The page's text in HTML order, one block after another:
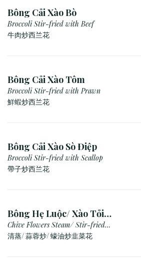
Bông Cải Xào Bò
Broccoli Stir-fried with Beef
牛肉炒西兰花
Bông Cải Xào Tôm
Broccoli Stir-fried with Prawn
鮮蝦炒西兰花
Bông Cải Xào Sò Điệp
Broccoli Stir-fried with Scallop
帶子炒西兰花
Bông Hẹ Luộc/ Xào Tỏi/
Xào Dầu Hào
Chive Flowers Steam/ Stir-fried
with Garlic/ Oyster Sauce
清蒸/ 蒜蓉炒/ 蠔油炒韭菜花